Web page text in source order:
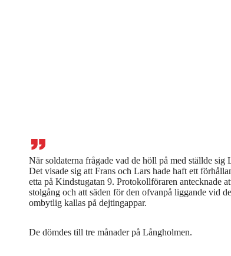
När soldaterna frågade vad de höll på med ställde sig
Det visade sig att Frans och Lars hade haft ett
etta på Kindstugatan 9. Protokollföraren antecknade
stolgång och att säden för den ofvanpå liggande vid
ombytlig kallas på dejtingappar.
De dömdes till tre månader på Långholmen.